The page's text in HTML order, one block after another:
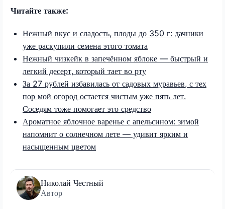
Читайте также:
Нежный вкус и сладость, плоды до 350 г: дачники
уже раскупили семена этого томата
Нежный чизкейк в запечённом яблоке — быстрый и
легкий десерт, который тает во рту
За 27 рублей избавилась от садовых муравьев, с тех
пор мой огород остается чистым уже пять лет.
Соседям тоже помогает это средство
Ароматное яблочное варенье с апельсином: зимой
напомнит о солнечном лете — удивит ярким и
насыщенным цветом
Николай Честный
Автор